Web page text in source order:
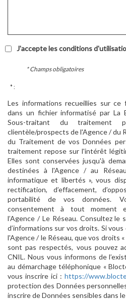
J'accepte les conditions
* Champs obligatoires
* :
Les informations recueillies sur ce
dans un fichier informatisé par La
Sous-traitant du
clientèle/prospects de l'Agence / du
du Traitement de vos Données
traitement repose sur l'intérêt
Elles sont conservées jusqu'à
destinées à l'Agence / au
informatique et libertés », vous
rectification, d’effacement,
portabilité de vos données.
consentement à tout moment
l’Agence / Le Réseau. Consultez le
d’informations sur vos droits. Si
l'Agence / le Réseau, que vos droits
sont pas respectés, vous pouvez
CNIL. Nous vous informons de
au démarchage téléphonique «
vous inscrire ici :https://
protection des Données
inscrire de Données sensibles dans